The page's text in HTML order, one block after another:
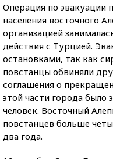
Операция по эвакуации
населения восточного
организацией
действия с Турцией.
остановками, так как
повстанцы обвиняли
соглашения о
этой части города было
человек. Восточный
повстанцев больше
два года.